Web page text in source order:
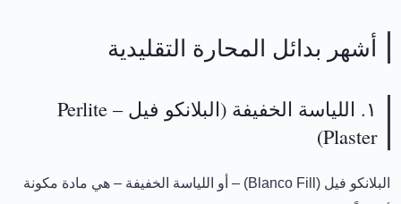
أشهر بدائل المحارة التقليدية
١. اللياسة الخفيفة (البلانكو فيل – Perlite
Plaster)
البلانكو فيل (Blanco Fill)
– أو اللياسة الخفيفة – هي مادة مكونة